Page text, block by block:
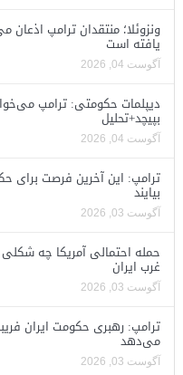
ونزوئلا؛ منتقدان ترامپ
یافته است
آگوست 04, 2026
دیپلمات حکومتی: ترامپ
بپیچد+تحلیل
آگوست 04, 2026
ترامپ: این آخرین فرصت برای
بیایند
آگوست 03, 2026
حمله احتمالی آمریکا چه
غرب ایران
آگوست 03, 2026
ترامپ: رهبری حکومت ایران
می‌دهد
آگوست 03, 2026